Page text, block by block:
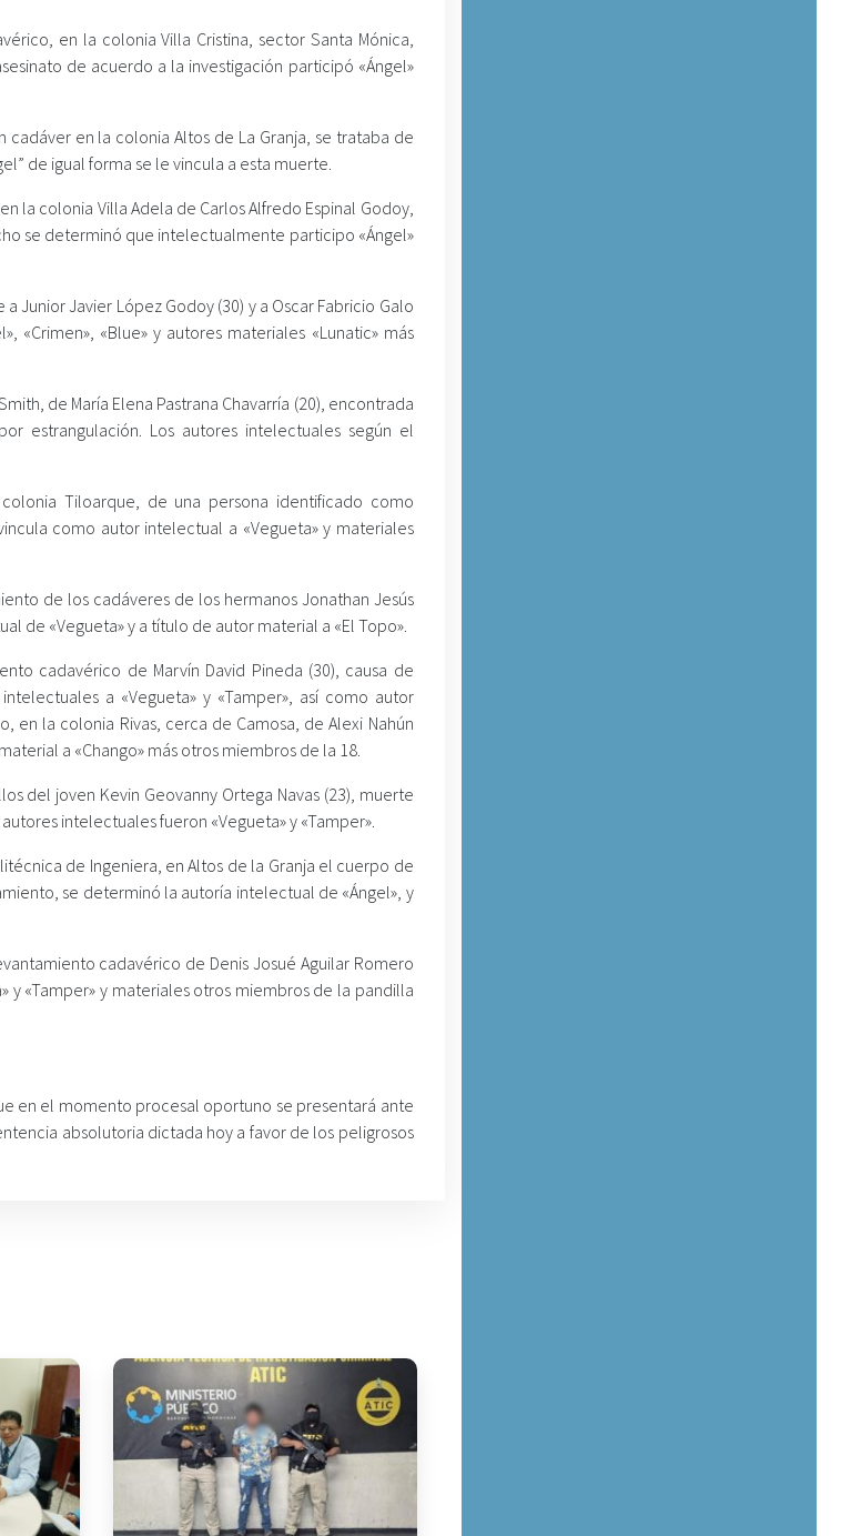
en la colonia Villa Cristina, sector Santa Mónica,
de acuerdo a la investigación participó «Ángel»
en la colonia Altos de La Granja, se trataba de
de igual forma se le vincula a esta muerte.
la colonia Villa Adela de Carlos Alfredo Espinal Godoy,
se determinó que intelectualmente participo «Ángel»
Junior Javier López Godoy (30) y a Oscar Fabricio Galo
«Crimen», «Blue» y autores materiales «Lunatic» más
de María Elena Pastrana Chavarría (20), encontrada
estrangulación. Los autores intelectuales según el
Tiloarque, de una persona identificado como
como autor intelectual a «Vegueta» y materiales
de los cadáveres de los hermanos Jonathan Jesús
de «Vegueta» y a título de autor material a «El Topo».
cadavérico de Marvín David Pineda (30), causa de
a «Vegueta» y «Tamper», así como autor
en la colonia Rivas, cerca de Camosa, de Alexi Nahún
a «Chango» más otros miembros de la 18.
del joven Kevin Geovanny Ortega Navas (23), muerte
intelectuales fueron «Vegueta» y «Tamper».
de Ingeniera, en Altos de la Granja el cuerpo de
se determinó la autoría intelectual de «Ángel», y
cadavérico de Denis Josué Aguilar Romero
«Tamper» y materiales otros miembros de la pandilla
en el momento procesal oportuno se presentará ante
absolutoria dictada hoy a favor de los peligrosos